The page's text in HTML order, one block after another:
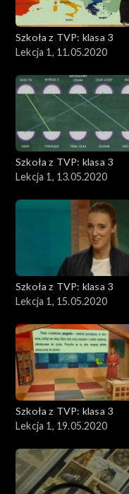
Szkoła z TVP: klasa 3
Lekcja 1, 11.05.2020
Szkoła z TVP: klasa 3
Lekcja 1, 13.05.2020
Szkoła z TVP: klasa 3
Lekcja 1, 15.05.2020
Szkoła z TVP: klasa 3
Lekcja 1, 19.05.2020